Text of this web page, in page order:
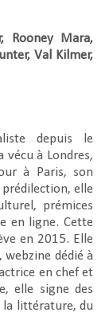
Rooney Mara,
Val Kilmer,
depuis le
vécu à Londres,
à Paris, son
prédilection, elle
prémices
en ligne. Cette
en 2015. Elle
dédié à
en chef et
elle signe des
la littérature, du